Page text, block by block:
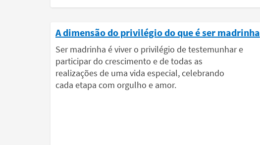
A dimensão do privilégio do que é ser madrinha
Ser madrinha é viver o privilégio de testemunhar e
participar do crescimento e de todas as
realizações de uma vida especial, celebrando
cada etapa com orgulho e amor.